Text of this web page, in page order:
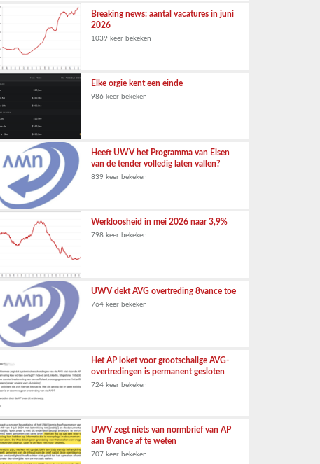
Breaking news: aantal vacatures in juni
2026
1039 keer bekeken
Elke orgie kent een einde
986 keer bekeken
Heeft UWV het Programma van Eisen
van de tender volledig laten vallen?
839 keer bekeken
Werkloosheid in mei 2026 naar 3,9%
798 keer bekeken
UWV dekt AVG overtreding 8vance toe
764 keer bekeken
Het AP loket voor grootschalige AVG-
overtredingen is permanent gesloten
724 keer bekeken
UWV zegt niets van normbrief van AP
aan 8vance af te weten
707 keer bekeken